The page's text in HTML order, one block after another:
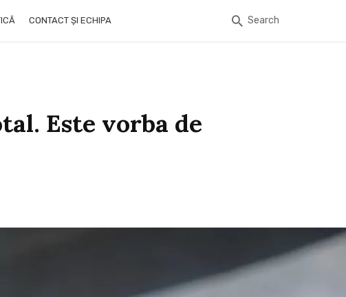
CONTACT ȘI ECHIPA Search
Este vorba de